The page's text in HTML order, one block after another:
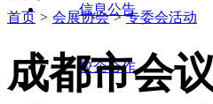
信息公告
校企合作
首页 > 会展协会 > 专委会活动
成都市会